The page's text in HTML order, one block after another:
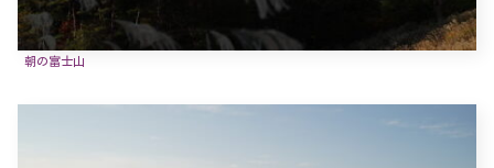
朝の富士山